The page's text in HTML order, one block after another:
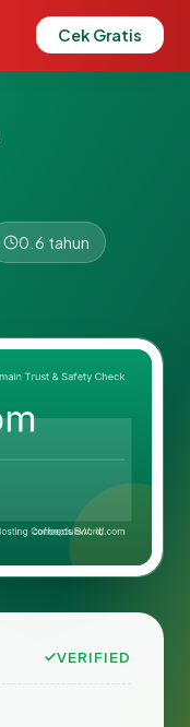
Cek Gratis
0.6 tahun
VERIFIED